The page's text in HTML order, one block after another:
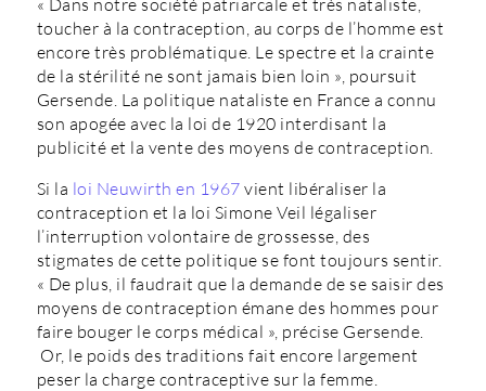
toucher à la contraception, au corps de l’homme est
encore très problématique. Le spectre et la crainte
de la stérilité ne sont jamais bien loin », poursuit
Gersende. La politique nataliste en France a connu
son apogée avec la loi de 1920 interdisant la
publicité et la vente des moyens de contraception.
Si la loi Neuwirth en 1967 vient libéraliser la
contraception et la loi Simone Veil légaliser
l’interruption volontaire de grossesse, des
stigmates de cette politique se font toujours sentir.
« De plus, il faudrait que la demande de se saisir des
moyens de contraception émane des hommes pour
faire bouger le corps médical », précise Gersende.
Or, le poids des traditions fait encore largement
peser la charge contraceptive sur la femme.